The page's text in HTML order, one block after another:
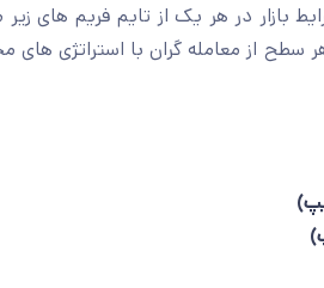
بازار در هر یک از تایم فریم های زیر
سطح از معامله گران با استراتژی